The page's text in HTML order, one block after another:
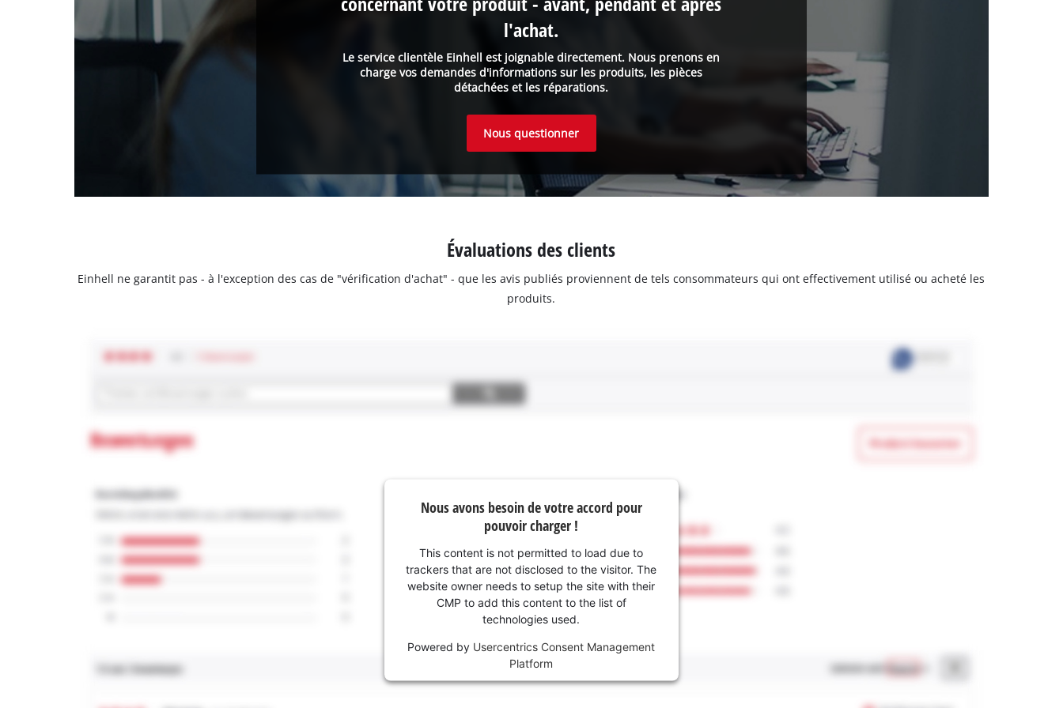
Le service clientèle Einhell est joignable directement. Nous prenons en
charge vos demandes d'informations sur les produits, les pièces
détachées et les réparations.
l'achat.
Nous questionner
Évaluations des clients
Einhell ne garantit pas - à l'exception des cas de "vérification d'achat" - que les avis publiés proviennent de tels consommateurs qui ont effectivement utilisé ou acheté les
produits.
Nous avons besoin de votre accord pour
pouvoir charger !
This content is not permitted to load due to
trackers that are not disclosed to the visitor. The
website owner needs to setup the site with their
CMP to add this content to the list of
technologies used.
Powered by Usercentrics Consent Management
Platform